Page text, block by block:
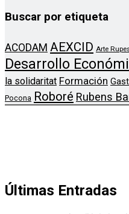
Buscar por etiqueta
ACODAM AEXCID Arte
Desarrollo
la solidaritat Formación
Pocona Roboré Rubens
Últimas Entradas